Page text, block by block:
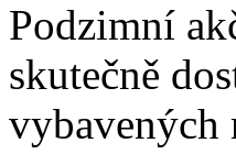
Podzimní
skutečně